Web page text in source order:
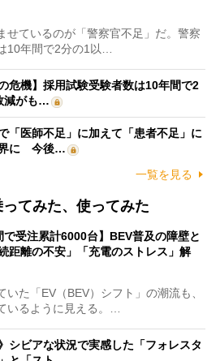
ているのが「警察官不足」だ。警察
10年間で2分の1以…
危機】採用試験受験者数は10年間で2
減がも…
「医師不足」に加えて「患者不足」に
界に 今後…
一覧を見る
てみた、使ってみた
で受注累計6000台】BEV普及の障壁と
距離の不安」「充電のストレス」解
た「EV（BEV）シフト」の潮流も、
いるように見える。…
シビアな状況で実感した「フォレスタ